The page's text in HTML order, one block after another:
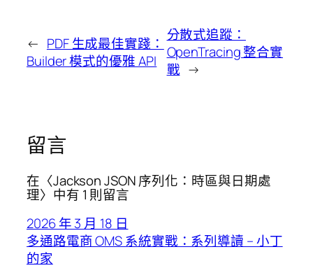
← PDF 生成最佳實踐：
Builder 模式的優雅 API
分散式追蹤：
OpenTracing 整合實
戰 →
留言
在〈Jackson JSON 序列化：時區與日期處
理〉中有 1 則留言
2026 年 3 月 18 日
多通路電商 OMS 系統實戰：系列導讀 – 小丁
的家